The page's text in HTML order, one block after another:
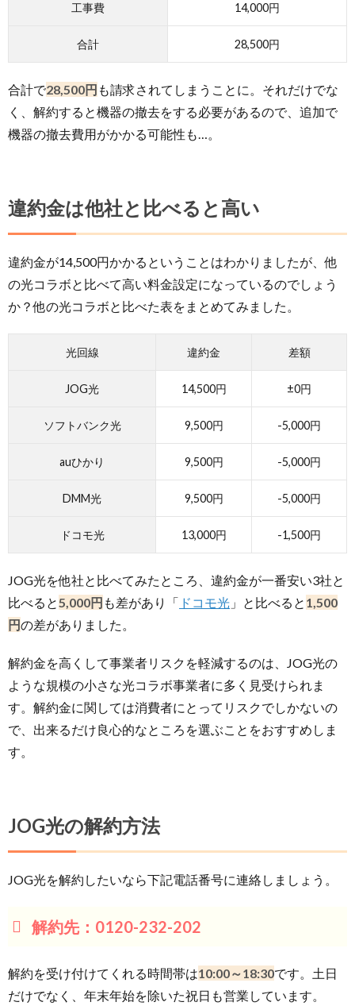
工事費 14,000円
合計 28,500円
合計で28,500円 も請求されてしまうことに。それだけでな
く、解約すると機器の撤去をする必要があるので、追加で
機器の撤去費用がかかる可能性も…。
違約金は他社と比べると高い
違約金が14,500円かかるということはわかりましたが、他
の光コラボと比べて高い料金設定になっているのでしょう
か？他の光コラボと比べた表をまとめてみました。
光回線 違約金 差額
JOG光 14,500円 ±0円
ソフトバンク光 9,500円 -5,000円
auひかり 9,500円 -5,000円
DMM光 9,500円 -5,000円
ドコモ光 13,000円 -1,500円
JOG光を他社と比べてみたところ、違約金が一番安い3社と
比べると5,000円 も差があり「 ドコモ光 」と比べると 1,500
円の差がありました。
解約金を高くして事業者リスクを軽減するのは、JOG光の
ような規模の小さな光コラボ事業者に多く見受けられま
す。解約金に関しては消費者にとってリスクでしかないの
で、出来るだけ良心的なところを選ぶことをおすすめしま
す。
JOG光の解約方法
JOG光を解約したいなら下記電話番号に連絡しましょう。
解約先：0120-232-202
解約を受け付けてくれる時間帯は10:00～18:30です。土日
だけでなく、年末年始を除いた祝日も営業しています。